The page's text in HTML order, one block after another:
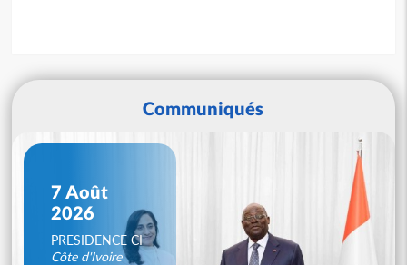
Communiqués
7 Août
2026
PRESIDENCE CI
Côte d'Ivoire